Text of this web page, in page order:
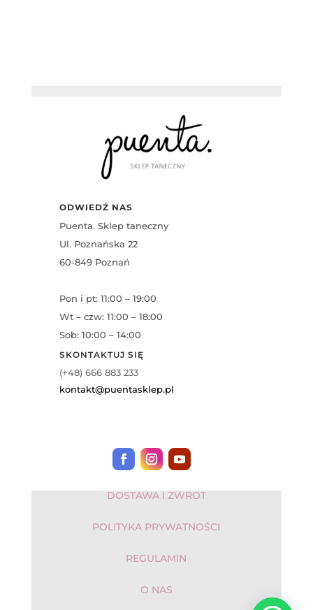
ODWIEDŹ NAS
Puenta. Sklep taneczny
Ul. Poznańska 22
60-849 Poznań
Pon i pt: 11:00 – 19:00
Wt – czw: 11:00 – 18:00
Sob: 10:00 – 14:00
SKONTAKTUJ SIĘ
(+48) 666 883 233
kontakt@puentasklep.pl
DOSTAWA I ZWROT
POLITYKA PRYWATNOŚCI
REGULAMIN
O NAS